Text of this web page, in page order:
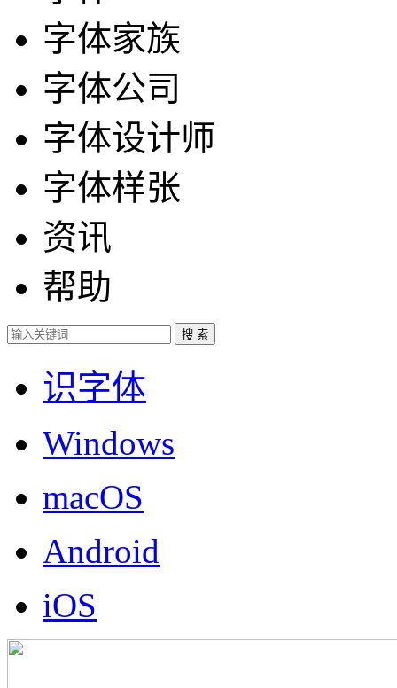
字体家族
字体公司
字体设计师
字体样张
资讯
帮助
识字体
Windows
macOS
Android
iOS